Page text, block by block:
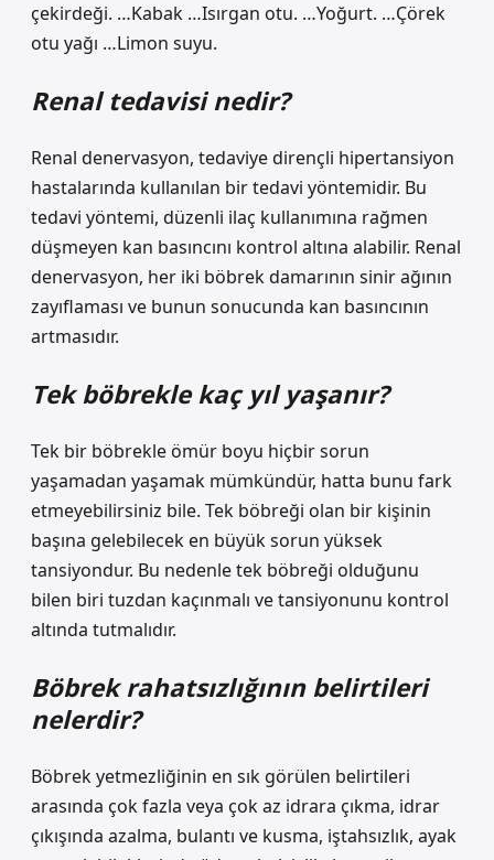
çekirdeği. …Kabak …Isırgan otu. …Yoğurt. …Çörek
otu yağı …Limon suyu.
Renal tedavisi nedir?
Renal denervasyon, tedaviye dirençli hipertansiyon
hastalarında kullanılan bir tedavi yöntemidir. Bu
tedavi yöntemi, düzenli ilaç kullanımına rağmen
düşmeyen kan basıncını kontrol altına alabilir. Renal
denervasyon, her iki böbrek damarının sinir ağının
zayıflaması ve bunun sonucunda kan basıncının
artmasıdır.
Tek böbrekle kaç yıl yaşanır?
Tek bir böbrekle ömür boyu hiçbir sorun
yaşamadan yaşamak mümkündür, hatta bunu fark
etmeyebilirsiniz bile. Tek böbreği olan bir kişinin
başına gelebilecek en büyük sorun yüksek
tansiyondur. Bu nedenle tek böbreği olduğunu
bilen biri tuzdan kaçınmalı ve tansiyonunu kontrol
altında tutmalıdır.
Böbrek rahatsızlığının belirtileri
nelerdir?
Böbrek yetmezliğinin en sık görülen belirtileri
arasında çok fazla veya çok az idrara çıkma, idrar
çıkışında azalma, bulantı ve kusma, iştahsızlık, ayak